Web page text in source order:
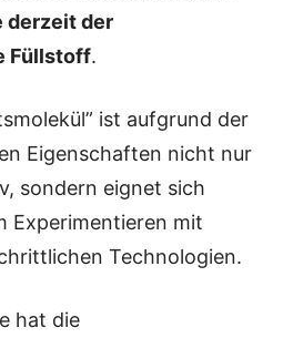
derzeit der
Füllstoff.
ist aufgrund der
Eigenschaften nicht nur
sondern eignet sich
Experimentieren mit
Technologien.
hat die